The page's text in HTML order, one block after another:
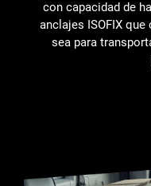
con capacidad de
anclajes ISOFIX
sea para